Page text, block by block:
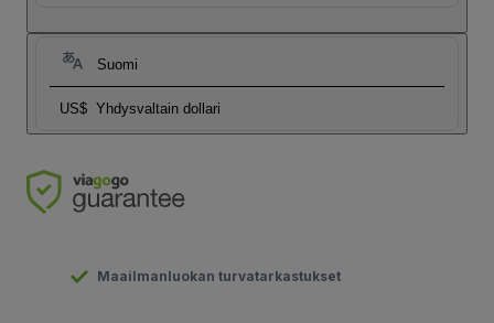
Suomi
US$ Yhdysvaltain dollari
Maailmanluokan turvatarkastukset